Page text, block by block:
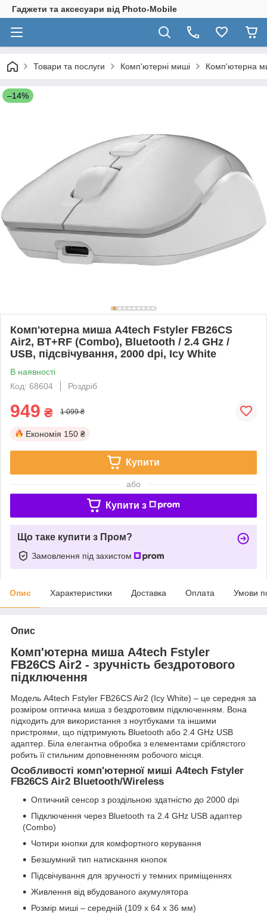
Гаджети та аксесуари від Photo-Mobile
Товари та послуги Комп'ютерні миші Комп'ютерна
–14%
Комп'ютерна миша A4tech Fstyler FB26CS
Air2, BT+RF (Combo), Bluetooth / 2.4 GHz /
USB, підсвічування, 2000 dpi, Icy White
В наявності
Код: 68604
Роздріб
949 ₴ 1 099 ₴
Економія 150 ₴
Купити
або
Купити з
Що таке купити з Пром?
Замовлення під захистом
Опис Характеристики Доставка Оплата Умови
Опис
Комп'ютерна миша A4tech Fstyler
FB26CS Air2 - зручність бездротового
підключення
Модель A4tech Fstyler FB26CS Air2 (Icy White) – це середня за
розміром оптична миша з бездротовим підключенням. Вона
підходить для використання з ноутбуками та іншими
пристроями, що підтримують Bluetooth або 2.4 GHz USB
адаптер. Біла елегантна обробка з елементами сріблястого
робить її стильним доповненням робочого місця.
Особливості комп'ютерної миші A4tech Fstyler
FB26CS Air2 Bluetooth/Wireless
Оптичний сенсор з роздільною здатністю до 2000 dpi
Підключення через Bluetooth та 2.4 GHz USB адаптер
(Combo)
Чотири кнопки для комфортного керування
Безшумний тип натискання кнопок
Підсвічування для зручності у темних приміщеннях
Живлення від вбудованого акумулятора
Розмір миші – середній (109 х 64 х 36 мм)